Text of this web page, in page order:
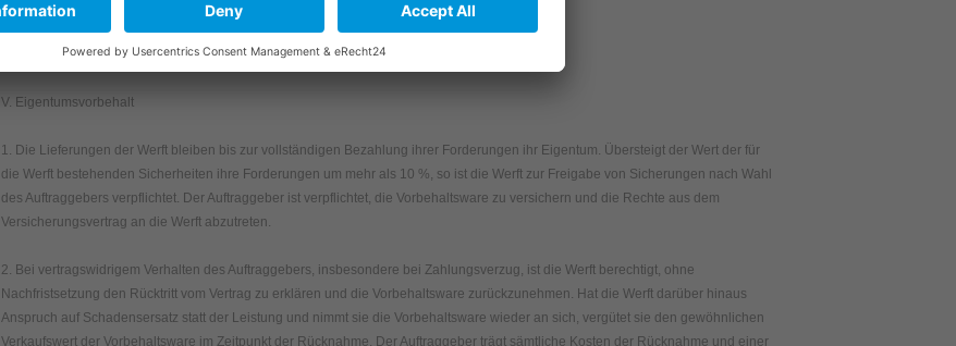
V. Eigentumsvorbehalt
1. Die Lieferungen der Werft bleiben bis zur vollständigen Bezahlung ihrer Forderungen ihr Eigentum. Übersteigt der Wert der für
die Werft bestehenden Sicherheiten ihre Forderungen um mehr als 10 %, so ist die Werft zur Freigabe von Sicherungen nach Wahl
des Auftraggebers verpflichtet. Der Auftraggeber ist verpflichtet, die Vorbehaltsware zu versichern und die Rechte aus dem
Versicherungsvertrag an die Werft abzutreten.
2. Bei vertragswidrigem Verhalten des Auftraggebers, insbesondere bei Zahlungsverzug, ist die Werft berechtigt, ohne
Nachfristsetzung den Rücktritt vom Vertrag zu erklären und die Vorbehaltsware zurückzunehmen. Hat die Werft darüber hinaus
Anspruch auf Schadensersatz statt der Leistung und nimmt sie die Vorbehaltsware wieder an sich, vergütet sie den gewöhnlichen
Verkaufswert der Vorbehaltsware im Zeitpunkt der Rücknahme. Der Auftraggeber trägt sämtliche Kosten der Rücknahme und einer